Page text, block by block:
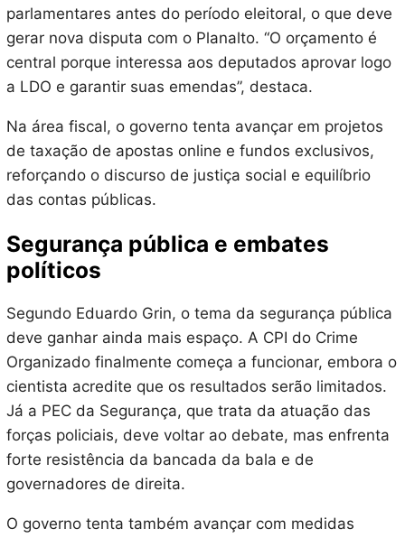
parlamentares antes do período eleitoral, o que deve
gerar nova disputa com o Planalto. “O orçamento é
central porque interessa aos deputados aprovar logo
a LDO e garantir suas emendas”, destaca.
Na área fiscal, o governo tenta avançar em projetos
de taxação de apostas online e fundos exclusivos,
reforçando o discurso de justiça social e equilíbrio
das contas públicas.
Segurança pública e embates
políticos
Segundo Eduardo Grin, o tema da segurança pública
deve ganhar ainda mais espaço. A CPI do Crime
Organizado finalmente começa a funcionar, embora o
cientista acredite que os resultados serão limitados.
Já a PEC da Segurança, que trata da atuação das
forças policiais, deve voltar ao debate, mas enfrenta
forte resistência da bancada da bala e de
governadores de direita.
O governo tenta também avançar com medidas